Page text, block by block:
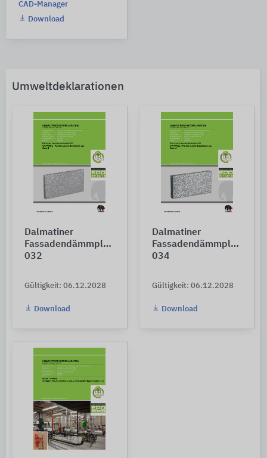
CAD-Manager
Download
Umweltdeklarationen
Dalmatiner
Fassadendämmplatten
032
Gültigkeit: 06.12.2028
Download
Dalmatiner
Fassadendämmplatten
034
Gültigkeit: 06.12.2028
Download